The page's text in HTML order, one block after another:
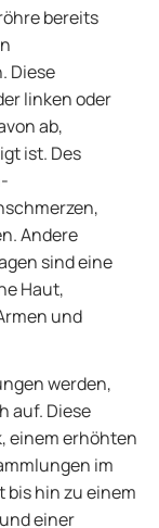
bereits
Diese
linken oder
ab,
ist. Des
Andere
sind eine
Haut,
und
werden,
auf. Diese
einem erhöhten
im
hin zu einem
einer